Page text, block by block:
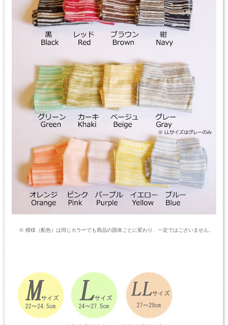
※ 模様（配色）は同じカラーでも商品の固体ごとに変わり、一定ではございません。